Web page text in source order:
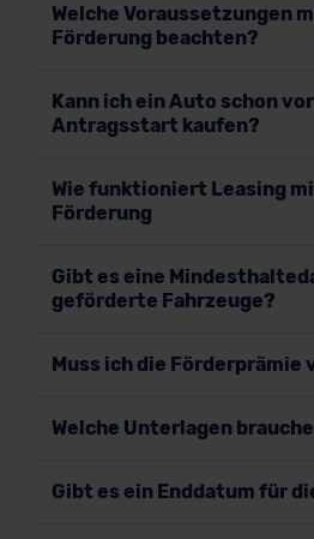
Welche Voraussetzungen
Förderung beachten?
Kann ich ein Auto schon
Antragsstart kaufen?
Wie funktioniert Leasing
Förderung
Gibt es eine
geförderte Fahrzeuge?
Muss ich die Förderprämie
Welche Unterlagen
Gibt es ein Enddatum für